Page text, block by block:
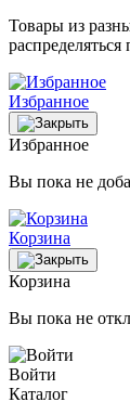
Товары из
Избранное
Избранное
Вы пока не
Корзина
Корзина
Вы пока не
Войти
Каталог